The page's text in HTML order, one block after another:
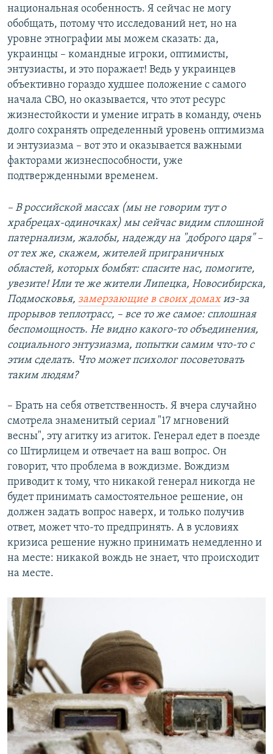
национальная особенность. Я сейчас не могу
обобщать, потому что исследований нет, но на
уровне этнографии мы можем сказать: да,
украинцы – командные игроки, оптимисты,
энтузиасты, и это поражает! Ведь у украинцев
объективно гораздо худшее положение с самого
начала СВО, но оказывается, что этот ресурс
жизнестойкости и умение играть в команду, очень
долго сохранять определенный уровень оптимизма
и энтузиазма – вот это и оказывается важными
факторами жизнеспособности, уже
подтвержденными временем.
– В российской массах (мы не говорим тут о
храбрецах-одиночках) мы сейчас видим сплошной
патернализм, жалобы, надежду на "доброго царя" –
от тех же, скажем, жителей приграничных
областей, которых бомбят: спасите нас, помогите,
увезите! Или те же жители Липецка, Новосибирска,
Подмосковья, замерзающие в своих домахиз-за
прорывов теплотрасс, – все то же самое: сплошная
беспомощность. Не видно какого-то объединения,
социального энтузиазма, попытки самим что-то с
этим сделать. Что может психолог посоветовать
таким людям?
– Брать на себя ответственность. Я вчера случайно
смотрела знаменитый сериал "17 мгновений
весны", эту агитку из агиток. Генерал едет в поезде
со Штирлицем и отвечает на ваш вопрос. Он
говорит, что проблема в вождизме. Вождизм
приводит к тому, что никакой генерал никогда не
будет принимать самостоятельное решение, он
должен задать вопрос наверх, и только получив
ответ, может что-то предпринять. А в условиях
кризиса решение нужно принимать немедленно и
на месте: никакой вождь не знает, что происходит
на месте.